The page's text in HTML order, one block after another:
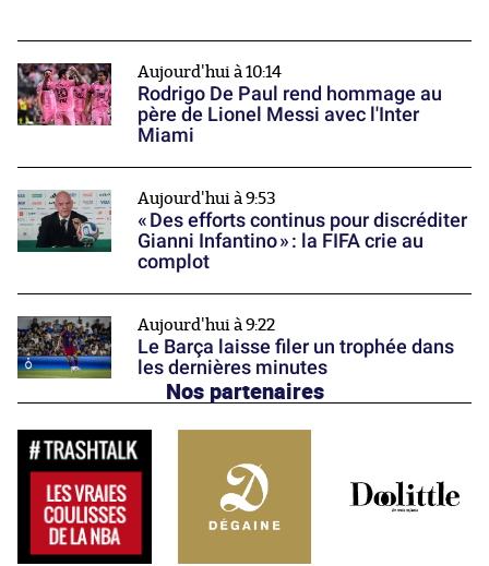
Aujourd'hui à 10:14
Rodrigo De Paul rend hommage au
père de Lionel Messi avec l'Inter
Miami
Aujourd'hui à 9:53
« Des efforts continus pour discréditer
Gianni Infantino » : la FIFA crie au
complot
Aujourd'hui à 9:22
Le Barça laisse filer un trophée dans
les dernières minutes
Nos partenaires